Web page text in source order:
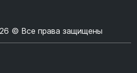
© Все права защищены